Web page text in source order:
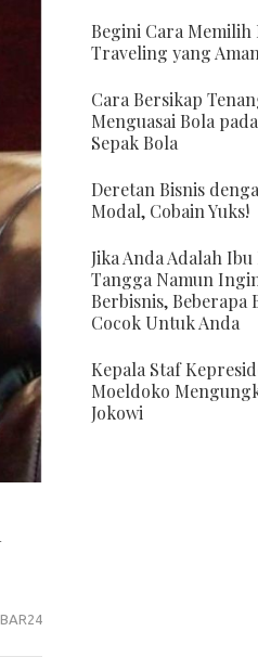
Begini Cara
Traveling yang
Cara Bersikap
Menguasai Bola
Sepak Bola
Deretan Bisnis
Modal, Cobain Yuks!
Jika Anda Adalah Ibu
Tangga Namun
Berbisnis, Beberapa
Cocok Untuk Anda
Kepala Staf
Moeldoko
Jokowi